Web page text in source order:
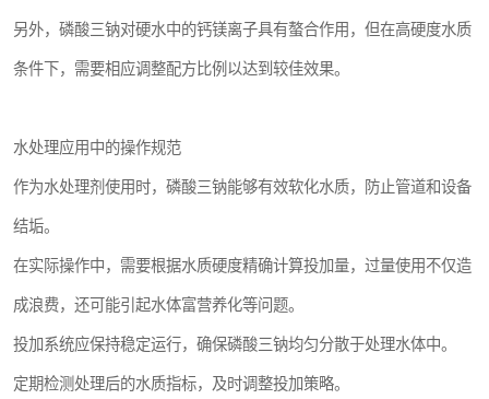
另外，磷酸三钠对硬水中的钙镁离子具有螯合作用，但在高硬度水质
条件下，需要相应调整配方比例以达到较佳效果。
水处理应用中的操作规范
作为水处理剂使用时，磷酸三钠能够有效软化水质，防止管道和设备
结垢。
在实际操作中，需要根据水质硬度精确计算投加量，过量使用不仅造
成浪费，还可能引起水体富营养化等问题。
投加系统应保持稳定运行，确保磷酸三钠均匀分散于处理水体中。
定期检测处理后的水质指标，及时调整投加策略。